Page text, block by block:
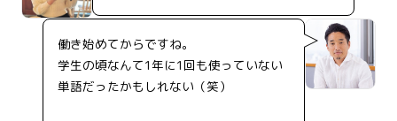
働き始めてからですね。
学生の頃なんて1年に1回も使っていない
単語だったかもしれない（笑）